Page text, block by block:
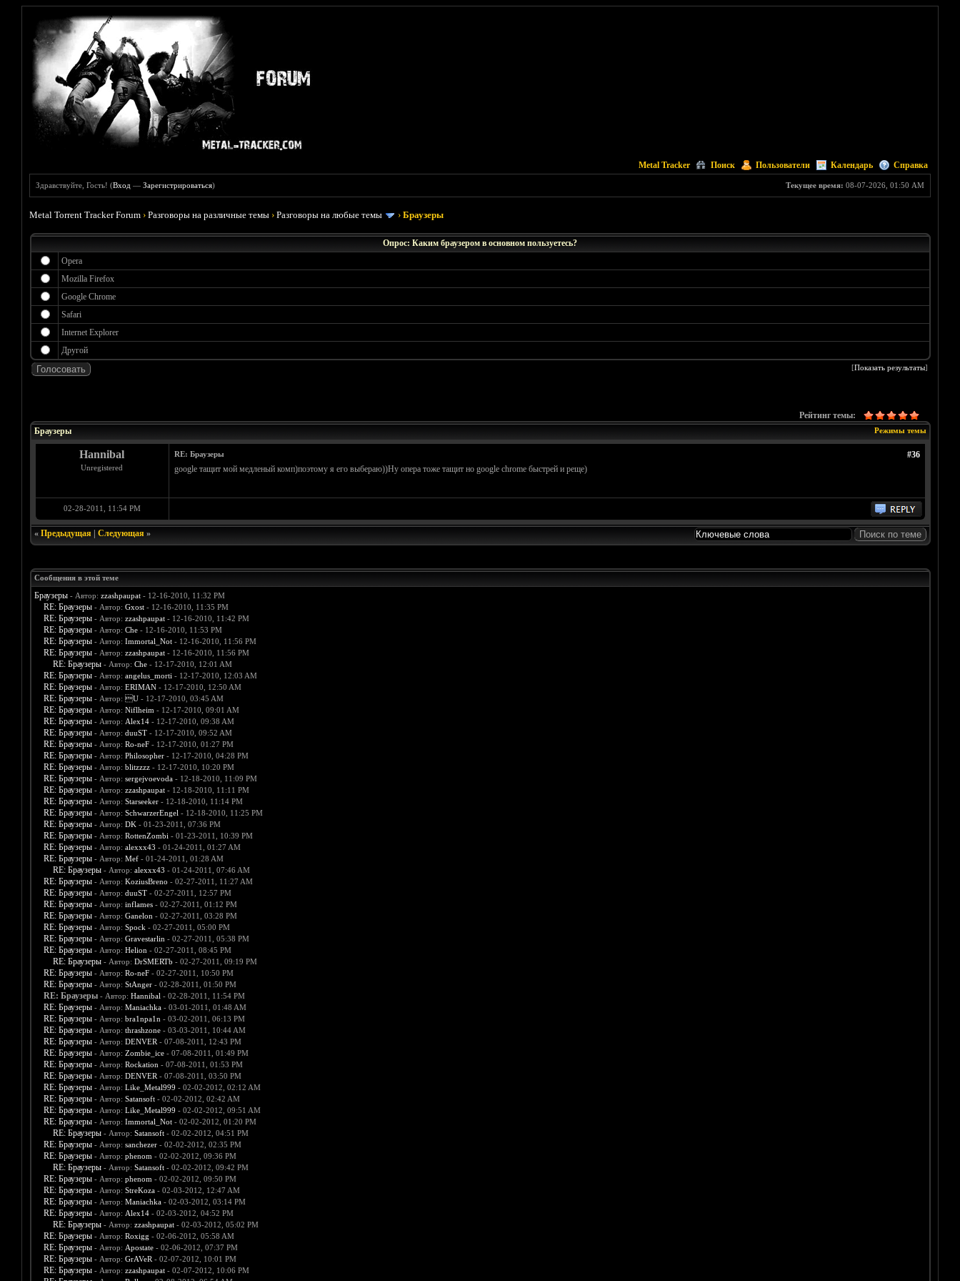
Metal Tracker Поиск Пользователи Календарь Справка
Текущее время: 08-07-2026, 01:50 AM
Здравствуйте, Гость! (Вход —Зарегистрироваться)
Metal Torrent Tracker Forum ›Разговоры на различные темы ›Разговоры на любые темы ›Браузеры
Опрос: Каким браузером в основном пользуетесь?
Opera
Mozilla Firefox
Google Chrome
Safari
Internet Explorer
Другой
[Показать результаты]
Рейтинг темы:
Режимы темы
Браузеры
Hannibal
Unregistered
#36
RE: Браузеры
google тащит мой медленый комп)поэтому я его выбераю))Ну опера тоже тащит но google chrome быстрей и реще)
02-28-2011, 11:54 PM
« Предыдущая| Следующая»
Сообщения в этой теме
Браузеры - Автор: zzashpaupat- 12-16-2010, 11:32 PM
RE: Браузеры - Автор: Gxost- 12-16-2010, 11:35 PM
RE: Браузеры - Автор: zzashpaupat- 12-16-2010, 11:42 PM
RE: Браузеры - Автор: Che- 12-16-2010, 11:53 PM
RE: Браузеры - Автор: Immortal_Not- 12-16-2010, 11:56 PM
RE: Браузеры - Автор: zzashpaupat- 12-16-2010, 11:56 PM
RE: Браузеры - Автор: Che- 12-17-2010, 12:01 AM
RE: Браузеры - Автор: angelus_morti - 12-17-2010, 12:03 AM
RE: Браузеры - Автор: ERIMAN- 12-17-2010, 12:50 AM
RE: Браузеры - Автор: U- 12-17-2010, 03:45 AM
RE: Браузеры - Автор: Niflheim - 12-17-2010, 09:01 AM
RE: Браузеры - Автор: Alex14- 12-17-2010, 09:38 AM
RE: Браузеры - Автор: duuST- 12-17-2010, 09:52 AM
RE: Браузеры - Автор: Ro-neF- 12-17-2010, 01:27 PM
RE: Браузеры - Автор: Philosopher- 12-17-2010, 04:28 PM
RE: Браузеры - Автор: blitzzzz- 12-17-2010, 10:20 PM
RE: Браузеры - Автор: sergejvoevoda- 12-18-2010, 11:09 PM
RE: Браузеры - Автор: zzashpaupat- 12-18-2010, 11:11 PM
RE: Браузеры - Автор: Starseeker- 12-18-2010, 11:14 PM
RE: Браузеры - Автор: SchwarzerEngel - 12-18-2010, 11:25 PM
RE: Браузеры - Автор: DK- 01-23-2011, 07:36 PM
RE: Браузеры - Автор: RottenZombi - 01-23-2011, 10:39 PM
RE: Браузеры - Автор: alexxx43 - 01-24-2011, 01:27 AM
RE: Браузеры - Автор: Mef- 01-24-2011, 01:28 AM
RE: Браузеры - Автор: alexxx43 - 01-24-2011, 07:46 AM
RE: Браузеры - Автор: KoziusBreno - 02-27-2011, 11:27 AM
RE: Браузеры - Автор: duuST- 02-27-2011, 12:57 PM
RE: Браузеры - Автор: inflames- 02-27-2011, 01:12 PM
RE: Браузеры - Автор: Ganelon - 02-27-2011, 03:28 PM
RE: Браузеры - Автор: Spock - 02-27-2011, 05:00 PM
RE: Браузеры - Автор: Gravestarlin - 02-27-2011, 05:38 PM
RE: Браузеры - Автор: Helion - 02-27-2011, 08:45 PM
RE: Браузеры - Автор: DrSMERTb - 02-27-2011, 09:19 PM
RE: Браузеры - Автор: Ro-neF- 02-27-2011, 10:50 PM
RE: Браузеры - Автор: StAnger- 02-28-2011, 01:50 PM
RE: Браузеры - Автор: Hannibal - 02-28-2011, 11:54 PM
RE: Браузеры - Автор: Maniachka- 03-01-2011, 01:48 AM
RE: Браузеры - Автор: bra1npa1n - 03-02-2011, 06:13 PM
RE: Браузеры - Автор: thrashzone- 03-03-2011, 10:44 AM
RE: Браузеры - Автор: DENVER - 07-08-2011, 12:43 PM
RE: Браузеры - Автор: Zombie_ice- 07-08-2011, 01:49 PM
RE: Браузеры - Автор: Rockation - 07-08-2011, 01:53 PM
RE: Браузеры - Автор: DENVER - 07-08-2011, 03:50 PM
RE: Браузеры - Автор: Like_Metal999 - 02-02-2012, 02:12 AM
RE: Браузеры - Автор: Satansoft- 02-02-2012, 02:42 AM
RE: Браузеры - Автор: Like_Metal999 - 02-02-2012, 09:51 AM
RE: Браузеры - Автор: Immortal_Not- 02-02-2012, 01:20 PM
RE: Браузеры - Автор: Satansoft- 02-02-2012, 04:51 PM
RE: Браузеры - Автор: sanchezer- 02-02-2012, 02:35 PM
RE: Браузеры - Автор: phenom - 02-02-2012, 09:36 PM
RE: Браузеры - Автор: Satansoft- 02-02-2012, 09:42 PM
RE: Браузеры - Автор: phenom - 02-02-2012, 09:50 PM
RE: Браузеры - Автор: StreKoza- 02-03-2012, 12:47 AM
RE: Браузеры - Автор: Maniachka- 02-03-2012, 03:14 PM
RE: Браузеры - Автор: Alex14- 02-03-2012, 04:52 PM
RE: Браузеры - Автор: zzashpaupat- 02-03-2012, 05:02 PM
RE: Браузеры - Автор: Roxigg - 02-06-2012, 05:58 AM
RE: Браузеры - Автор: Apostate- 02-06-2012, 07:37 PM
RE: Браузеры - Автор: GrAVeR - 02-07-2012, 10:01 PM
RE: Браузеры - Автор: zzashpaupat- 02-07-2012, 10:06 PM